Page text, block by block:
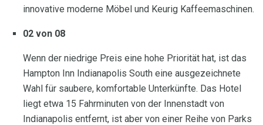
innovative moderne Möbel und Keurig Kaffeemaschinen.
02 von 08
Wenn der niedrige Preis eine hohe Priorität hat, ist das
Hampton Inn Indianapolis South eine ausgezeichnete
Wahl für saubere, komfortable Unterkünfte. Das Hotel
liegt etwa 15 Fahrminuten von der Innenstadt von
Indianapolis entfernt, ist aber von einer Reihe von Parks